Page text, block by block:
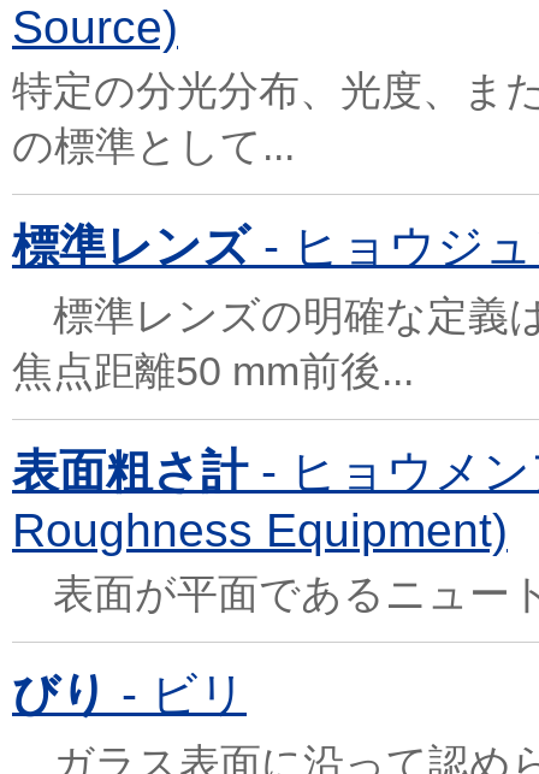
Source)
特定の分光分布、光度、ま
の標準として...
標準レンズ- ヒョウジュ
標準レンズの明確な定義
焦点距離50 mm前後...
表面粗さ計- ヒョウメン
Roughness Equipment)
表面が平面であるニュー
びり - ビリ
ガラス表面に沿って認め